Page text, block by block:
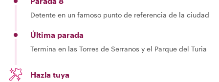
Detente en un famoso punto de referencia de la ciudad
Última parada
Termina en las Torres de Serranos y el Parque del Turia
Hazla tuya